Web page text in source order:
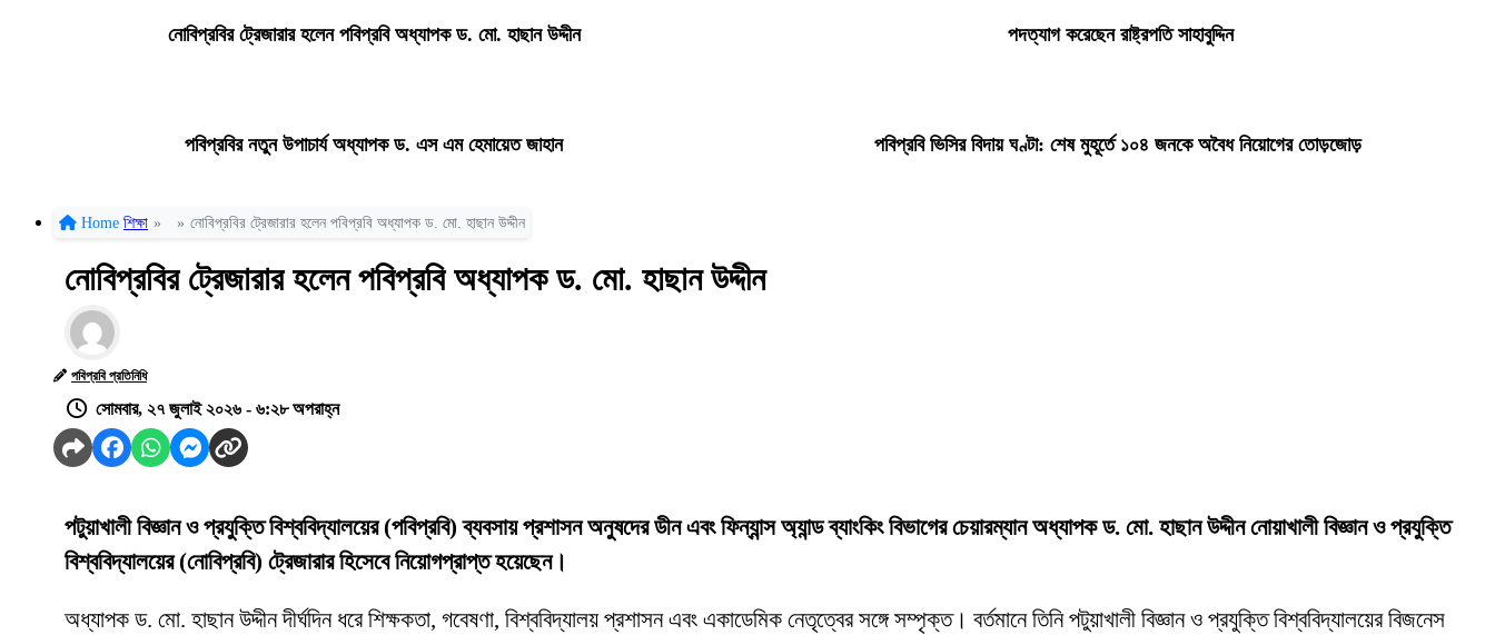
নোবিপ্রবির ট্রেজারার হলেন পবিপ্রবি অধ্যাপক ড. মো. হাছান উদ্দীন পদত্যাগ করেছেন রাষ্ট্রপতি সাহাবুদ্দিন
পবিপ্রবির নতুন উপাচার্য অধ্যাপক ড. এস এম হেমায়েত জাহান পবিপ্রবি ভিসির বিদায় ঘণ্টা: শেষ মুহূর্তে ১০৪ জনকে অবৈধ নিয়োগের তোড়জোড়
Home শিক্ষা » » নোবিপ্রবির ট্রেজারার হলেন পবিপ্রবি অধ্যাপক ড. মো. হাছান উদ্দীন
নোবিপ্রবির ট্রেজারার হলেন পবিপ্রবি অধ্যাপক ড. মো. হাছান উদ্দীন
পবিপ্রবি প্রতিনিধি
সোমবার, ২৭ জুলাই ২০২৬ - ৬:২৮ অপরাহ্ন
পটুয়াখালী বিজ্ঞান ও প্রযুক্তি বিশ্ববিদ্যালয়ের (পবিপ্রবি) ব্যবসায় প্রশাসন অনুষদের ডীন এবং ফিন্যান্স অ্যান্ড ব্যাংকিং বিভাগের চেয়ারম্যান অধ্যাপক ড. মো. হাছান উদ্দীন নোয়াখালী বিজ্ঞান ও প্রযুক্তি
বিশ্ববিদ্যালয়ের (নোবিপ্রবি) ট্রেজারার হিসেবে নিয়োগপ্রাপ্ত হয়েছেন।
অধ্যাপক ড. মো. হাছান উদ্দীন দীর্ঘদিন ধরে শিক্ষকতা, গবেষণা, বিশ্ববিদ্যালয় প্রশাসন এবং একাডেমিক নেতৃত্বের সঙ্গে সম্পৃক্ত। বর্তমানে তিনি পটুয়াখালী বিজ্ঞান ও প্রযুক্তি বিশ্ববিদ্যালয়ের বিজনেস